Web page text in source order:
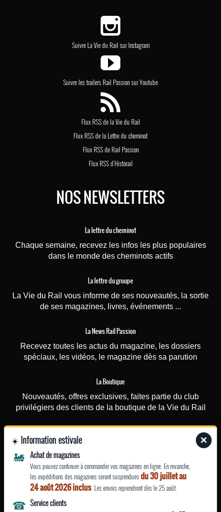
Suivre La Vie du Rail sur Instagram
Suivre les trailers Rail Passion sur Youtube
Flux RSS de la Vie du Rail
Flux RSS de la Lettre du cheminot
Flux RSS de Rail Passion
Flux RSS d'Historail
NOS NEWSLETTERS
La lettre du cheminot
Chaque semaine, recevez les infos les plus populaires
dans le monde des cheminots actifs
La lettre du groupe
La Vie du Rail vous informe de ses nouveautés, la sortie
de ses magazines, livres, événements ...
La News Rail Passion
Recevez toutes les actus du magazine, les dossiers
spéciaux, les vidéos, le magazine dès sa parution
La Boutique
Nouveautés, offres exclusives, faites partie du club
privilégiers des clients de la boutique de la Vie du Rail
Recevez une fois par mois nos actualités (nouvelles
photographies ou affiches touristiques rajoutées sur le site)
et nos offres ponctuelles (promotions…)
×
☀️ Information estivale
🚂 Achat de magazines
Vous pouvez continuer à commander vos magazines en ligne. En revanche,
les expéditions des magazines seront suspenduesdu 30 juillet au
24 août 2026 inclus. Les envois reprendront dès le 25 août.
☎ Service clients